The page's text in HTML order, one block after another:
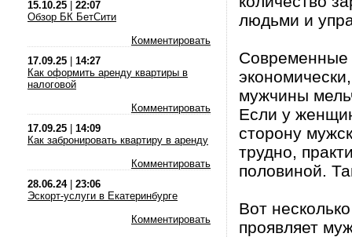
15.10.25
22:07
Обзор БК БетСити
Комментировать
17.09.25
14:27
Как оформить аренду квартиры в
налоговой
Комментировать
17.09.25
14:09
Как забронировать квартиру в аренду
Комментировать
28.06.24| 23:06
Эскорт-услуги в Екатеринбурге
Комментировать
людьми и
Современные
мужчины
Если у
сторону
трудно,
половиной.
Вот
проявляет